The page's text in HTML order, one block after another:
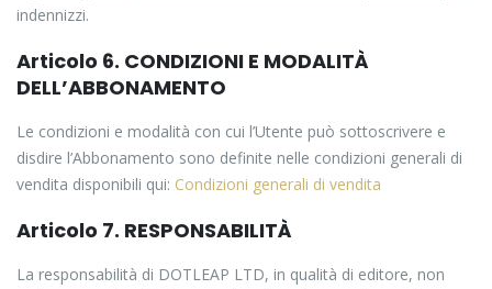
indennizzi.
Articolo 6. CONDIZIONI E MODALITÀ
DELL’ABBONAMENTO
Le condizioni e modalità con cui l’Utente può sottoscrivere e
disdire l’Abbonamento sono definite nelle condizioni generali di
vendita disponibili qui: Condizioni generali di vendita
Articolo 7. RESPONSABILITÀ
La responsabilità di DOTLEAP LTD, in qualità di editore, non